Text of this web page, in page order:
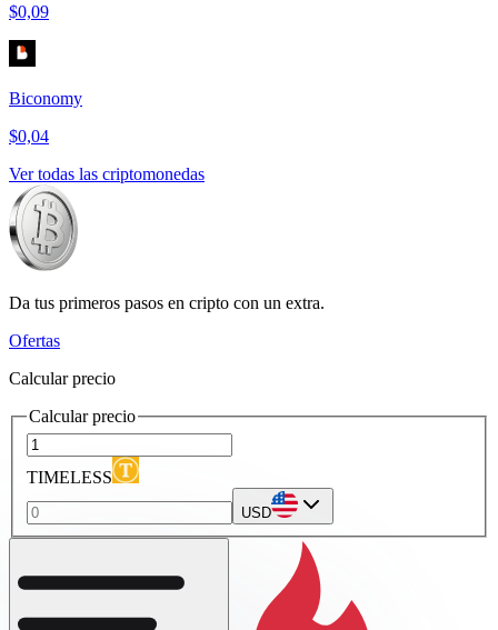
$0,09
Biconomy
$0,04
Ver todas las criptomonedas
Da tus primeros pasos en cripto con un extra.
Ofertas
Calcular precio
Calcular precio
TIMELESS
USD